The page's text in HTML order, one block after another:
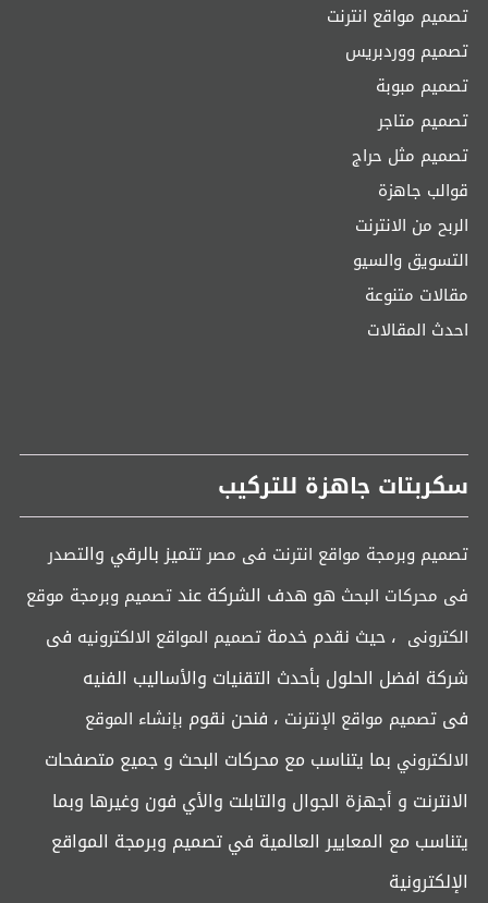
تصميم مواقع انترنت
تصميم ووردبريس
تصميم مبوبة
تصميم متاجر
تصميم مثل حراج
قوالب جاهزة
الربح من الانترنت
التسويق والسيو
مقالات متنوعة
احدث المقالات
سكربتات جاهزة للتركيب
تصميم وبرمجة مواقع انترنت فى مصرتتميز بالرقي والتصدر
فى محركات البحث هو هدف الشركة عندتصميم وبرمجة موقع
الكترونى ، حيث نقدم خدمة تصميم المواقع الالكترونيه فى
شركة افضل الحلول بأحدث التقنيات والأساليب الفنيه
فى تصميم مواقع الإنترنت ، فنحن نقوم بإنشاء الموقع
الالكتروني بما يتناسب مع محركات البحث و جميع متصفحات
الانترنت و أجهزة الجوال والتابلت والأي فون وغيرها وبما
يتناسب مع المعايير العالمية في تصميم وبرمجة المواقع
الإلكترونية